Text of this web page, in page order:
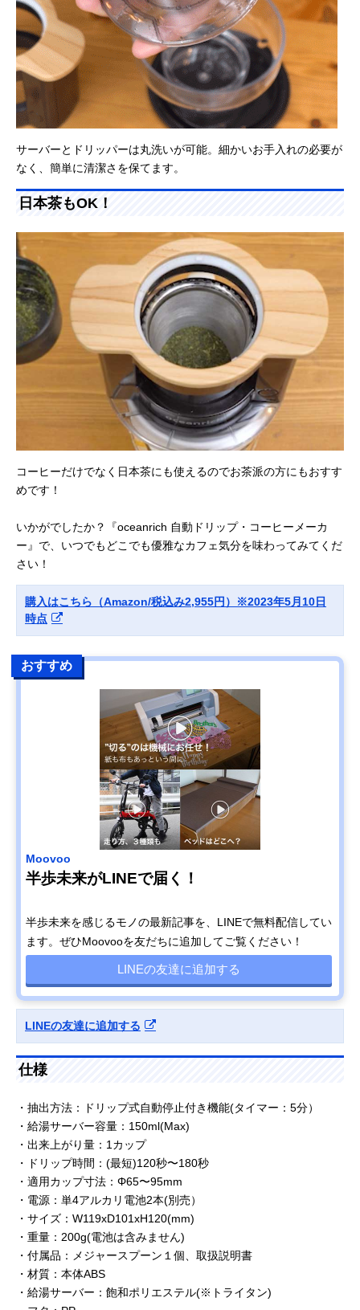
サーバーとドリッパーは丸洗いが可能。細かいお手入れの必要が
なく、簡単に清潔さを保てます。
日本茶もOK！
コーヒーだけでなく日本茶にも使えるのでお茶派の方にもおすす
めです！
いかがでしたか？『oceanrich 自動ドリップ・コーヒーメーカ
ー』で、いつでもどこでも優雅なカフェ気分を味わってみてくだ
さい！
購入はこちら（Amazon/税込み2,955円）※2023年5月10日
時点
おすすめ
Moovoo
半歩未来がLINEで届く！
半歩未来を感じるモノの最新記事を、LINEで無料配信してい
ます。ぜひMoovooを友だちに追加してご覧ください！
LINEの友達に追加する
LINEの友達に追加する
仕様
・抽出方法：ドリップ式自動停止付き機能(タイマー：5分）
・給湯サーバー容量：150ml(Max)
・出来上がり量：1カップ
・ドリップ時間：(最短)120秒〜180秒
・適用カップ寸法：Φ65〜95mm
・電源：単4アルカリ電池2本(別売）
・サイズ：W119xD101xH120(mm)
・重量：200g(電池は含みません)
・付属品：メジャースプーン１個、取扱説明書
・材質：本体ABS
・給湯サーバー：飽和ポリエステル(※トライタン)